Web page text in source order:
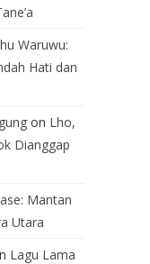
Waruwu:
Hati dan
on Lho,
Dianggap
Mantan
Utara
Lagu Lama